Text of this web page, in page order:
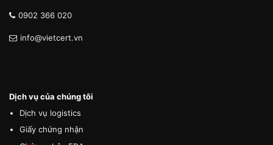
0902 366 020
info@vietcert.vn
Dịch vụ của chúng tôi
Dịch vụ logistics
Giấy chứng nhận